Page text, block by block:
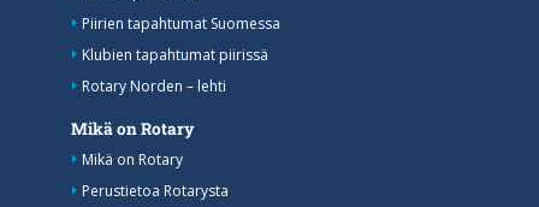
Piirien tapahtumat Suomessa
Klubien tapahtumat piirissä
Rotary Norden – lehti
Mikä on Rotary
Mikä on Rotary
Perustietoa Rotarysta